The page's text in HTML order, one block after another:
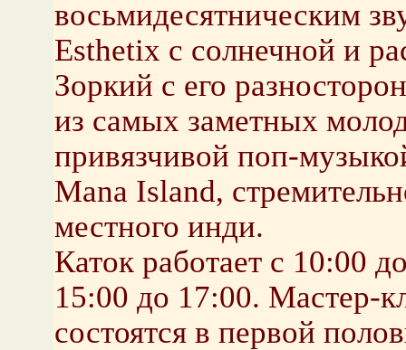
восьмидесятническим
Esthetix с солнечной и
Зоркий с его
из самых заметных
привязчивой поп-
Mana Island,
местного инди.
Каток работает с 10:00
15:00 до 17:00. Мастер-
состоятся в первой